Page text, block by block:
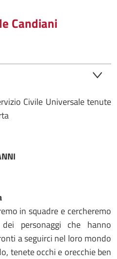
Candiani
Civile Universale tenute
in squadre e cercheremo
personaggi che hanno
a seguirci nel loro mondo
tenete occhi e orecchie ben